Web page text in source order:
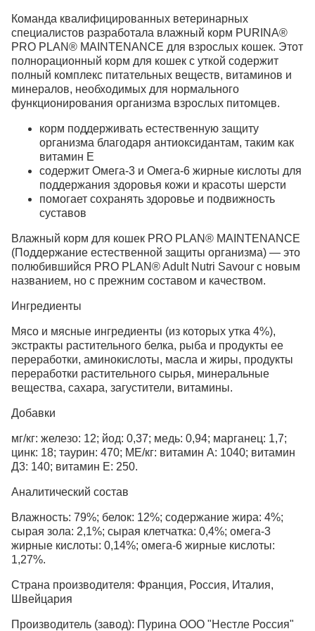
Команда квалифицированных ветеринарных
специалистов разработала влажный корм PURINA®
PRO PLAN® MAINTENANCE для взрослых кошек. Этот
полнорационный корм для кошек с уткой содержит
полный комплекс питательных веществ, витаминов и
минералов, необходимых для нормального
функционирования организма взрослых питомцев.
корм поддерживать естественную защиту
организма благодаря антиоксидантам, таким как
витамин Е
cодержит Омега-3 и Омега-6 жирные кислоты для
поддержания здоровья кожи и красоты шерсти
помогает сохранять здоровье и подвижность
суставов
Влажный корм для кошек PRO PLAN® MAINTENANCE
(Поддержание естественной защиты организма) — это
полюбившийся PRO PLAN® Adult Nutri Savour с новым
названием, но с прежним составом и качеством.
Ингредиенты
Мясо и мясные ингредиенты (из которых утка 4%),
экстракты растительного белка, рыба и продукты ее
переработки, аминокислоты, масла и жиры, продукты
переработки растительного сырья, минеральные
вещества, сахара, загустители, витамины.
Добавки
мг/кг: железо: 12; йод: 0,37; медь: 0,94; марганец: 1,7;
цинк: 18; таурин: 470; МЕ/кг: витамин А: 1040; витамин
Д3: 140; витамин Е: 250.
Аналитический состав
Влажность: 79%; белок: 12%; содержание жира: 4%;
сырая зола: 2,1%; сырая клетчатка: 0,4%; омега-3
жирные кислоты: 0,14%; омега-6 жирные кислоты:
1,27%.
Страна производителя: Франция, Россия, Италия,
Швейцария
Производитель (завод): Пурина ООО "Нестле Россия"